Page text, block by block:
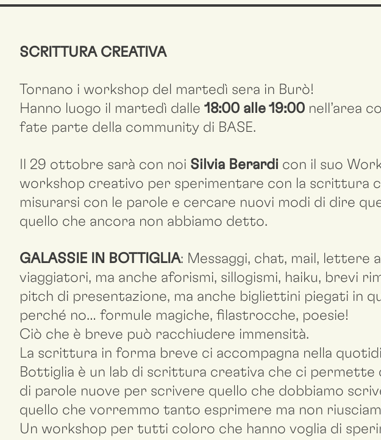
SCRITTURA CREATIVA
Tornano i workshop del martedì sera in Burò!
Hanno luogo il martedì dalle18:00 alle 19:00 nell’area
fate parte della community di BASE.
Il 29 ottobre sarà con noi Silvia Berardi con il suo
workshop creativo per sperimentare con la scrittura
misurarsi con le parole e cercare nuovi modi di dire
quello che ancora non abbiamo detto.
GALASSIE IN BOTTIGLIA: Messaggi, chat, mail, lettere
viaggiatori, ma anche aforismi, sillogismi, haiku, brevi
pitch di presentazione, ma anche bigliettini piegati in
perché no… formule magiche, filastrocche, poesie!
Ciò che è breve può racchiudere immensità.
La scrittura in forma breve ci accompagna nella
Bottiglia è un lab di scrittura creativa che ci permette
di parole nuove per scrivere quello che dobbiamo
quello che vorremmo tanto esprimere ma non
Un workshop per tutti coloro che hanno voglia di